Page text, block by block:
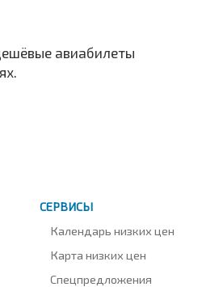
авиабилеты
СЕРВИСЫ
Календарь низких цен
Карта низких цен
Спецпредложения